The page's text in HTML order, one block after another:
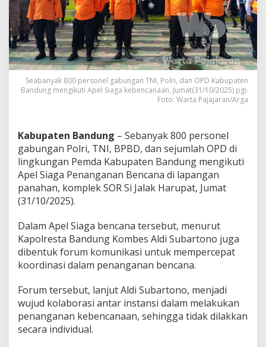
b
a
a
i
I
n
s
t
K
a
b
u
p
n
B
a
n
d
n
g
I
Seabanyak 800 personel gabungan TNI, Polri, dan OPD Kabupaten
Bandung mengikuti Apel Siaga kebencanaan, Jumat(31/10/2025) pgi.
Foto: Warta Pajajaran/Arga
Kabupaten Bandung – Sebanyak 800 personel
gabungan Polri, TNI, BPBD, dan sejumlah OPD di
lingkungan Pemda Kabupaten Bandung mengikuti
Apel Siaga Penanganan Bencana di lapangan
panahan, komplek SOR Si Jalak Harupat, Jumat
(31/10/2025).
Dalam Apel Siaga bencana tersebut, menurut
Kapolresta Bandung Kombes Aldi Subartono juga
dibentuk forum komunikasi untuk mempercepat
koordinasi dalam penanganan bencana.
Forum tersebut, lanjut Aldi Subartono, menjadi
wujud kolaborasi antar instansi dalam melakukan
penanganan kebencanaan, sehingga tidak dilakkan
secara individual.